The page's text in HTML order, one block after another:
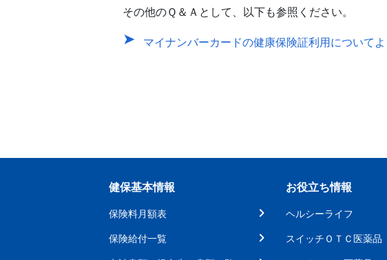
その他のＱ＆Ａとして、以下も参照ください。
マイナンバーカードの健康保険証利用について
健保基本情報
保険料月額表
保険給付一覧
お役立ち情報
ヘルシーライフ
スイッチＯＴＣ医薬品